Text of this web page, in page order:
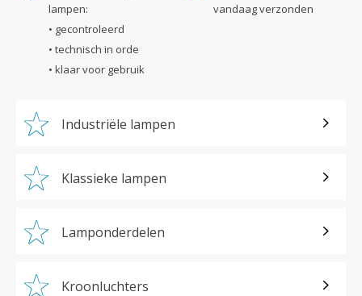
lampen:
• gecontroleerd
• technisch in orde
• klaar voor gebruik
vandaag verzonden
Industriële lampen
Klassieke lampen
Lamponderdelen
Kroonluchters